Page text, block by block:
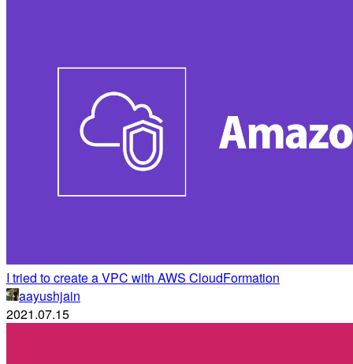
I tried to create a VPC with AWS CloudFormation
aayushjain
2021.07.15